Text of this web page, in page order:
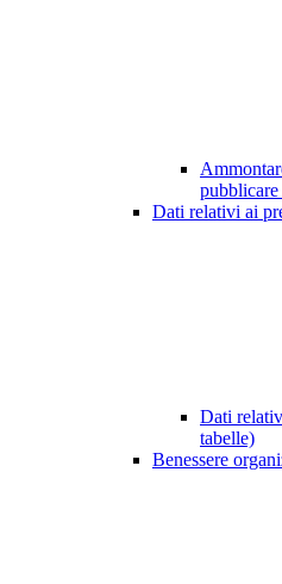
Dati relativi ai
Dati
tabelle)
Benessere